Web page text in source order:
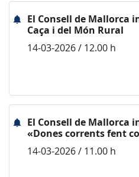
El Consell de Mallorca
Caça i del Món Rural
14-03-2026 / 12.00 h
El Consell de Mallorca
«Dones corrents fent
14-03-2026 / 11.00 h